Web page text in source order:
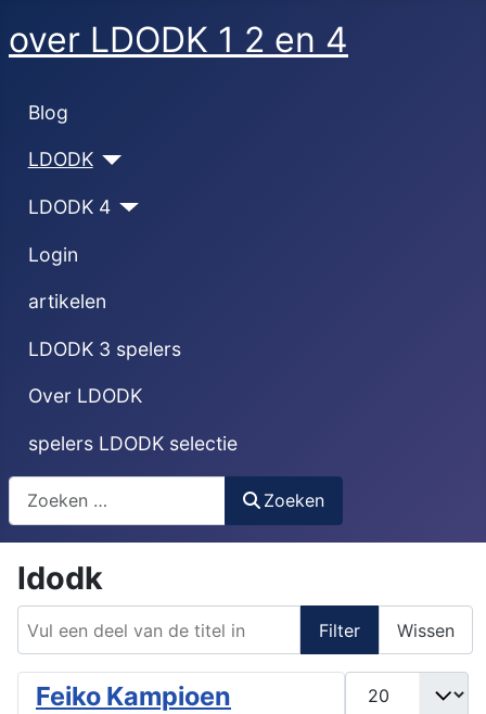
over LDODK 1 2 en 4
Blog
LDODK
LDODK 4
Login
artikelen
LDODK 3 spelers
Over LDODK
spelers LDODK selectie
Search
Zoeken
ldodk
Filter Wissen
Toon #
Feiko Kampioen